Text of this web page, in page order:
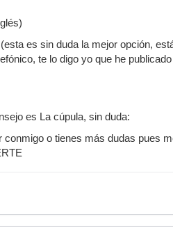
(esta es sin duda la mejor opción,
te lo digo yo que he
es La cúpula, sin duda:
o tienes más dudas pues